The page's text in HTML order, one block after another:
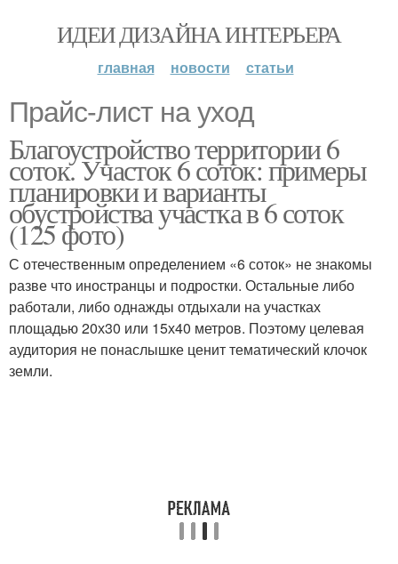
ИДЕИ ДИЗАЙНА ИНТЕРЬЕРА
главная новости статьи
Прайс-лист на уход
Благоустройство территории 6
соток. Участок 6 соток: примеры
планировки и варианты
обустройства участка в 6 соток
(125 фото)
С отечественным определением «6 соток» не знакомы
разве что иностранцы и подростки. Остальные либо
работали, либо однажды отдыхали на участках
площадью 20х30 или 15х40 метров. Поэтому целевая
аудитория не понаслышке ценит тематический клочок
земли.